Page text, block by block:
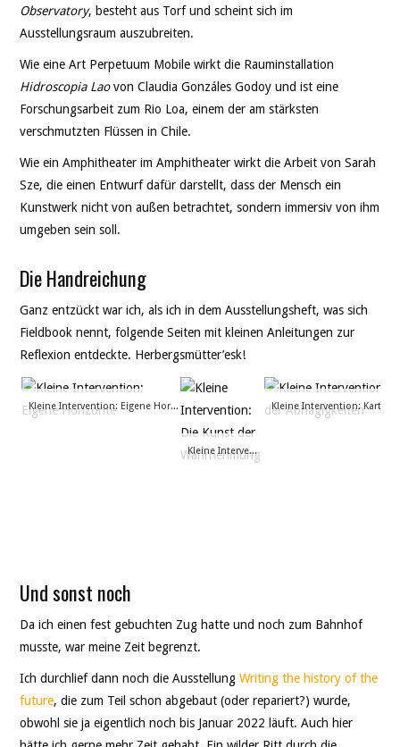
Observatory, besteht aus Torf und scheint sich im
Ausstellungsraum auszubreiten.
Wie eine Art Perpetuum Mobile wirkt die Rauminstallation
Hidroscopia Laovon Claudia Gonzáles Godoy und ist eine
Forschungsarbeit zum Rio Loa, einem der am stärksten
verschmutzten Flüssen in Chile.
Wie ein Amphitheater im Amphitheater wirkt die Arbeit von Sarah
Sze, die einen Entwurf dafür darstellt, dass der Mensch ein
Kunstwerk nicht von außen betrachtet, sondern immersiv von ihm
umgeben sein soll.
Die Handreichung
Ganz entzückt war ich, als ich in dem Ausstellungsheft, was sich
Fieldbook nennt, folgende Seiten mit kleinen Anleitungen zur
Reflexion entdeckte. Herbergsmütter’esk!
Kleine Intervention: Eigene Horizonte
Kleine Intervention: Die Kunst der Wahrnehmung
Und sonst noch
Da ich einen fest gebuchten Zug hatte und noch zum Bahnhof
musste, war meine Zeit begrenzt.
Ich durchlief dann noch die AusstellungWriting the history of the
future, die zum Teil schon abgebaut (oder repariert?) wurde,
obwohl sie ja eigentlich noch bis Januar 2022 läuft. Auch hier